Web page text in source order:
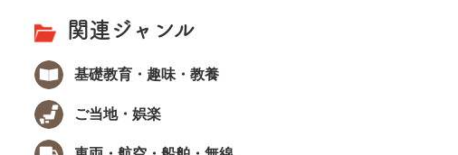
関連ジャンル
基礎教育・趣味・教養
ご当地・娯楽